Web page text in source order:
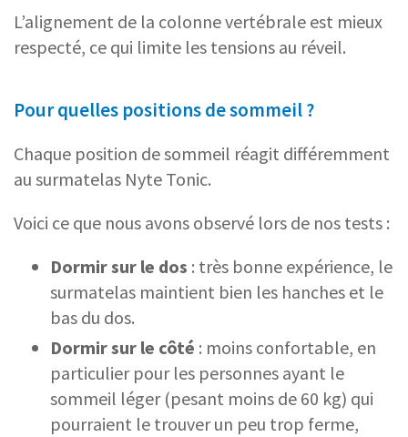
L’alignement de la colonne vertébrale est mieux
respecté, ce qui limite les tensions au réveil.
Pour quelles positions de sommeil ?
Chaque position de sommeil réagit différemment
au surmatelas Nyte Tonic.
Voici ce que nous avons observé lors de nos tests :
Dormir sur le dos : très bonne expérience, le
surmatelas maintient bien les hanches et le
bas du dos.
Dormir sur le côté : moins confortable, en
particulier pour les personnes ayant le
sommeil léger (pesant moins de 60 kg) qui
pourraient le trouver un peu trop ferme,